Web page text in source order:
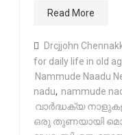
Read More
Drcjjohn
for daily life in old
Nammude Naadu
nadu, nammude
വാർദ്ധക്യ
ഒരു തുണയായി